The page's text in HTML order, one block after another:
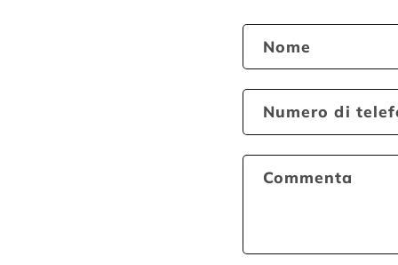
Nome
Numero di
Commenta